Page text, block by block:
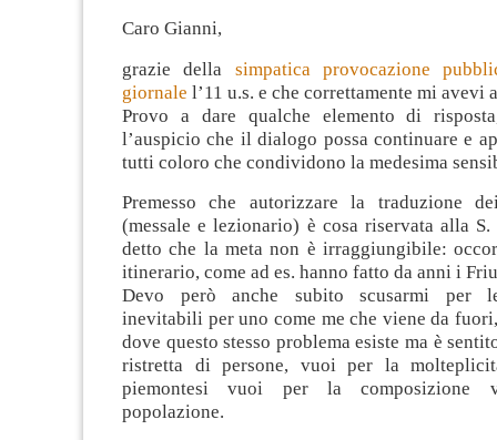
Caro Gianni,
grazie della simpatica provocazione
giornale l’11 u.s. e che correttamente mi avevi
Provo a dare qualche elemento di
l’auspicio che il dialogo possa continuare e
tutti coloro che condividono la medesima
Premesso che autorizzare la traduzione
(messale e lezionario) è cosa riservata alla S.
detto che la meta non è irraggiungibile:
itinerario, come ad es. hanno fatto da anni i
Devo però anche subito scusarmi per
inevitabili per uno come me che viene da
dove questo stesso problema esiste ma è
ristretta di persone, vuoi per la
piemontesi vuoi per la composizione
popolazione.